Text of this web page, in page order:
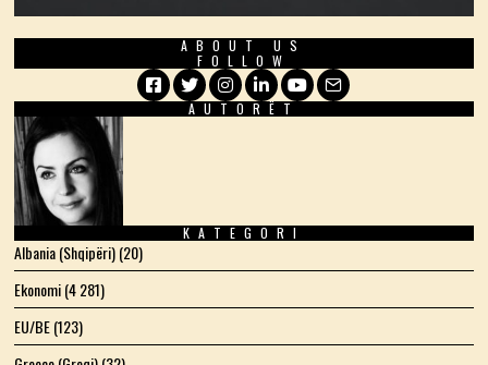
ABOUT US
FOLLOW
Facebook
TwitterInstagram
LinkedIn
YouTube
Email
AUTORËT
KATEGORI
Albania (Shqipëri)(20)
Ekonomi(4 281)
EU/BE(123)